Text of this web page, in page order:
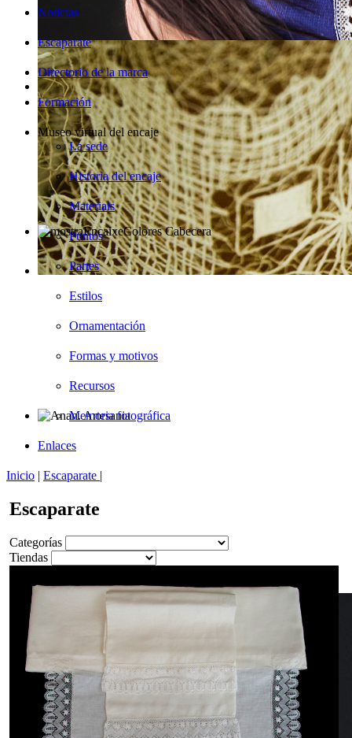
Noticias
Escaparate
Directorio de la marca
Formación
Museo virtual del encaje
La sede
Historia del encaje
Materiais
Puntos
Partes
Estilos
Ornamentación
Formas y motivos
Recursos
Memoria fotográfica
Enlaces
Inicio | Escaparate |
Escaparate
Categorías
Tiendas